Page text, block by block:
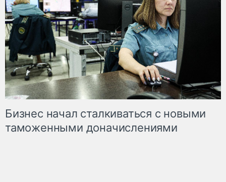
Бизнес начал сталкиваться с новыми
таможенными доначислениями